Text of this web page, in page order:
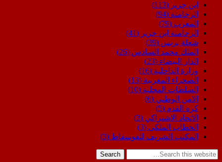
ابن جرير (113)
الرحامنة (94)
المغرب (79)
الرحامنة ابن جرير (41)
شعلة بريس (39)
الملك محمد السادس (26)
الدار البيضاء (23)
وزارة الداخلية (16)
الصحراء المغربية (13)
السلطات المحلية (10)
الامن الوطني (6)
كرة القدم (5)
الاتحاد الاشتراكي (3)
الخطاب الملكي (3)
المكتب الشريف للفوسفاط (3)
Search